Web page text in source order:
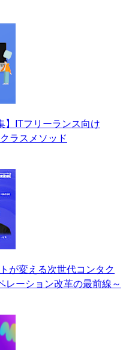
】ITフリーランス向け
ラスメソッド
が変える次世代コンタク
レーション改革の最前線～